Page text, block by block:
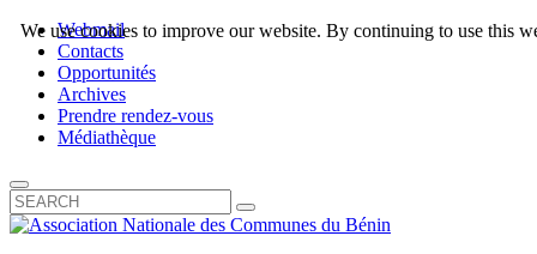
Webmail
Contacts
Opportunités
Archives
Prendre rendez-vous
Médiathèque
We use cookies to improve our website. By continuing to use this